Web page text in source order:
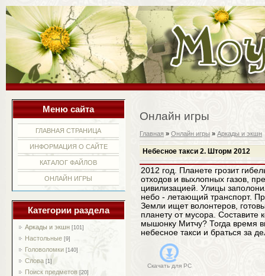
Меню сайта
ГЛАВНАЯ СТРАНИЦА
ИНФОРМАЦИЯ О САЙТЕ
КАТАЛОГ ФАЙЛОВ
ОНЛАЙН ИГРЫ
Категории раздела
Аркады и экшн [101]
Настольные [9]
Головоломки [140]
Слова [1]
Поиск предметов [20]
Онлайн игры
Главная » Онлайн игры » Аркады и экшн
Небесное такси 2. Шторм 2012
2012 год. Планете грозит
отходов и выхлопных газов,
цивилизацией. Улицы
небо - летающий транспорт.
Земли ищет волонтеров,
планету от мусора. Составите
мышонку Митчу? Тогда время
небесное такси и браться за
Скачать дляPC